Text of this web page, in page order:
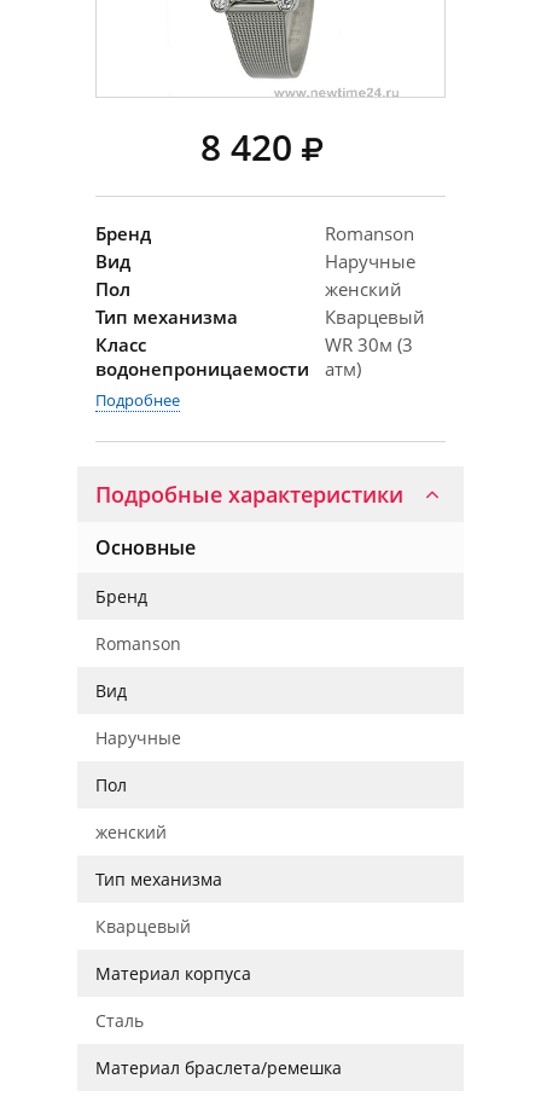
8 420
Бренд
Romanson
Вид
Наручные
Пол
женский
Тип механизма
Кварцевый
Класс
водонепроницаемости
WR 30м (3
атм)
Подробнее
Подробные характеристики
Основные
Бренд
Romanson
Вид
Наручные
Пол
женский
Тип механизма
Кварцевый
Материал корпуса
Сталь
Материал браслета/ремешка